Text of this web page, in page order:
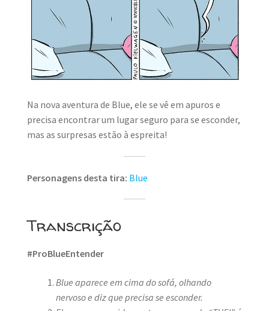
Na nova aventura de Blue, ele se vê em apuros e
precisa encontrar um lugar seguro para se esconder,
mas as surpresas estão à espreita!
Personagens desta tira: Blue
Transcrição
#ProBlueEntender
Blue aparece em cima do sofá, olhando
nervoso e diz que precisa se esconder.